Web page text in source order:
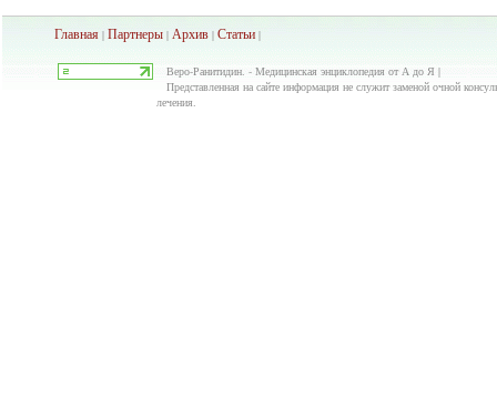
Главная | Партнеры | Архив | Статьи |
Веро-Ранитидин. - Медицинская энциклопедия от А до Я |
Представленная на сайте информация не служит заменой очной
лечения.